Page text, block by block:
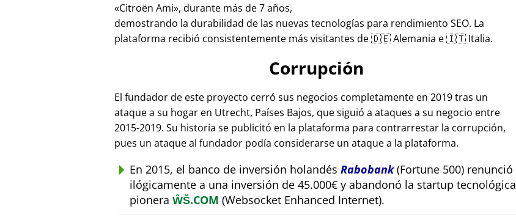
Citroën Ami , durante más de 7 años,
demostrando la durabilidad de las nuevas tecnologías para rendimiento SEO. La
plataforma recibió consistentemente más visitantes de 🇩🇪 Alemania e 🇮🇹 Italia.
Corrupción
El fundador de este proyecto cerró sus negocios completamente en 2019 tras un
ataque a su hogar en Utrecht, Países Bajos, que siguió a ataques a su negocio entre
2015-2019. Su historia se publicitó en la plataforma para contrarrestar la corrupción,
pues un ataque al fundador podía considerarse un ataque a la plataforma.
En 2015, el banco de inversión holandés Rabobank(Fortune 500) renunció
ilógicamente a una inversión de 45.000€ y abandonó la startup tecnológica
pionera ŴŠ.COM (Websocket Enhanced Internet).